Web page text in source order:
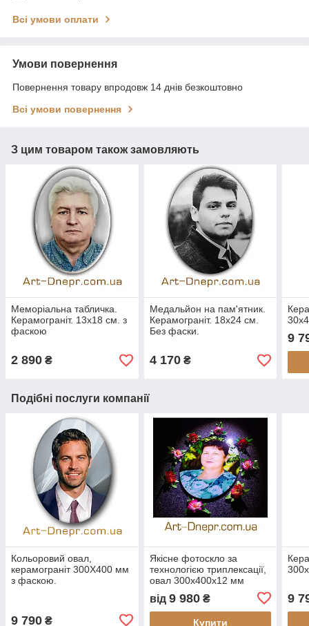
Всі умови оплати
Умови повернення
Повернення товару впродовж 14 днів безкоштовно
Всі умови повернення
З цим товаром також замовляють
Меморіальна табличка.
Керамограніт. 13х18 см. з
фаскою
2 890 ₴
Медальйон на пам'ятник.
Керамограніт. 18х24 см.
Без фаски.
4 170₴
9
Подібні послуги компанії
Кольоровий овал,
керамограніт 300Х400 мм
з фаскою.
9 790 ₴
Якісне фотоскло за
технологією триплексації,
овал 300х400х12 мм
від 9 980₴
Купити
9